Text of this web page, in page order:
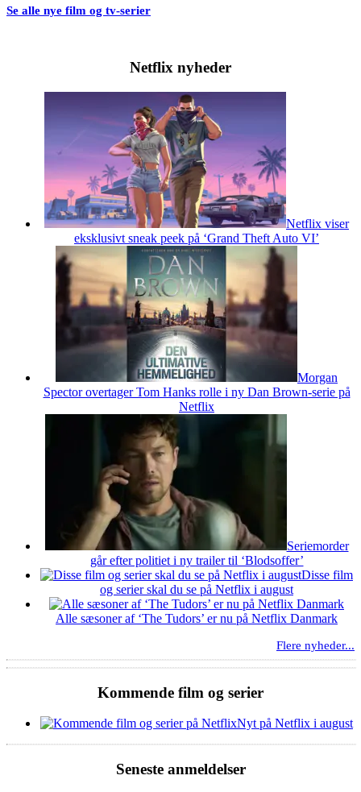
Se alle nye film og tv-serier
Netflix nyheder
Netflix viser
eksklusivt sneak peek på ‘Grand Theft Auto VI’
Morgan
Spector overtager Tom Hanks rolle i ny Dan Brown-serie på
Netflix
Seriemorder
går efter politiet i ny trailer til ‘Blodsoffer’
Disse film
og serier skal du se på Netflix i august
Alle sæsoner af ‘The Tudors’ er nu på Netflix Danmark
Flere nyheder...
Kommende film og serier
Nyt på Netflix i august
Seneste anmeldelser